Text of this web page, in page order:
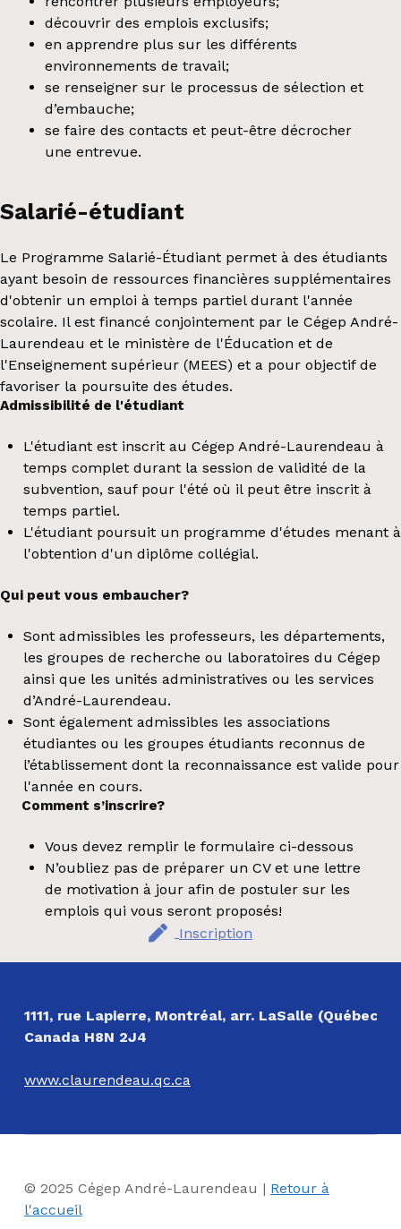
découvrir des emplois exclusifs;
en apprendre plus sur les différents
environnements de travail;
se renseigner sur le processus de sélection et
d’embauche;
se faire des contacts et peut-être décrocher
une entrevue.
Salarié-étudiant
Le Programme Salarié-Étudiant permet à des étudiants
ayant besoin de ressources financières supplémentaires
d'obtenir un emploi à temps partiel durant l'année
scolaire. Il est financé conjointement par le Cégep André-
Laurendeau et le ministère de l'Éducation et de
l'Enseignement supérieur (MEES) et a pour objectif de
favoriser la poursuite des études.
Admissibilité de l'étudiant
L'étudiant est inscrit au Cégep André-Laurendeau à
temps complet durant la session de validité de la
subvention, sauf pour l'été où il peut être inscrit à
temps partiel.
L'étudiant poursuit un programme d'études menant à
l'obtention d'un diplôme collégial.
Qui peut vous embaucher?
Sont admissibles les professeurs, les départements,
les groupes de recherche ou laboratoires du Cégep
ainsi que les unités administratives ou les services
d’André-Laurendeau.
Sont également admissibles les associations
étudiantes ou les groupes étudiants reconnus de
l’établissement dont la reconnaissance est valide pour
l'année en cours.
Comment s’inscrire?
Vous devez remplir le formulaire ci-dessous
N’oubliez pas de préparer un CV et une lettre
de motivation à jour afin de postuler sur les
emplois qui vous seront proposés!
Inscription
Revenir à la navigation principale
1111, rue Lapierre, Montréal, arr. LaSalle (Québec)
Canada H8N 2J4
www.claurendeau.qc.ca
© 2025 Cégep André-Laurendeau | Retour à
l'accueil